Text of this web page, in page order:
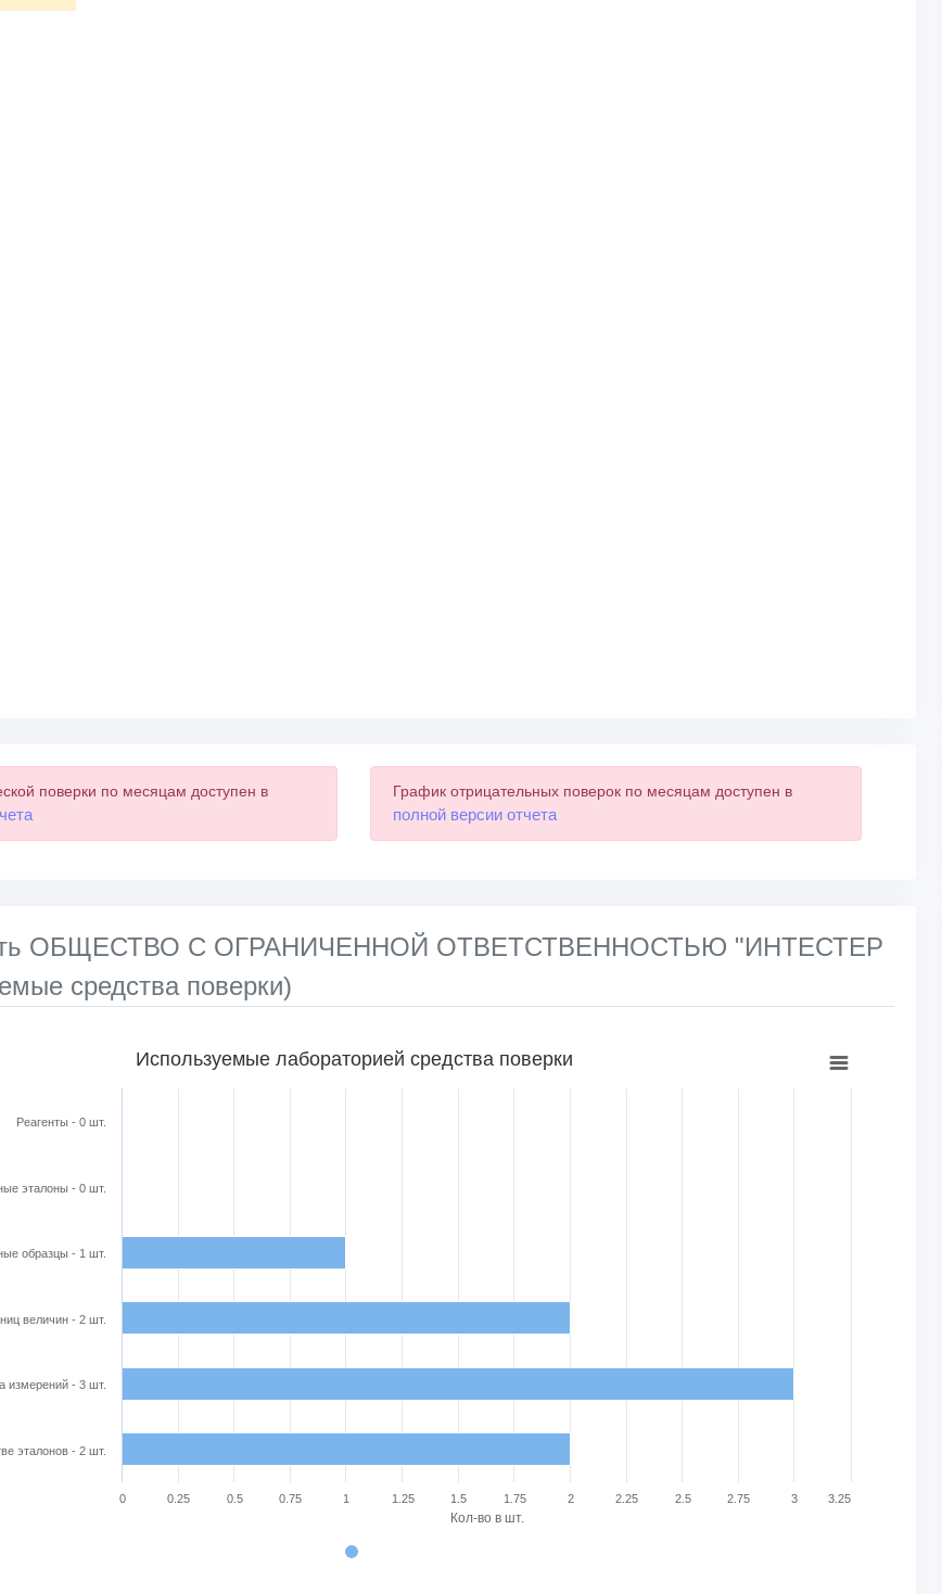
поверки по месяцам доступен в График отрицательных поверок по месяцам доступен в
полной версии отчета
ОБЩЕСТВО С ОГРАНИЧЕННОЙ ОТВЕТСТВЕННОСТЬЮ "ИНТЕСТЕР
средства поверки)
Кол-во в шт.
Используемые лабораторией средства поверки
Реагенты - 0 шт.
эталоны - 0 шт.
образцы - 1 шт.
величин - 2 шт.
измерений - 3 шт.
эталонов - 2 шт.
0 0.25 0.5 0.75 1 1.25 1.5 1.75 2 2.25 2.5 2.75 3 3.25